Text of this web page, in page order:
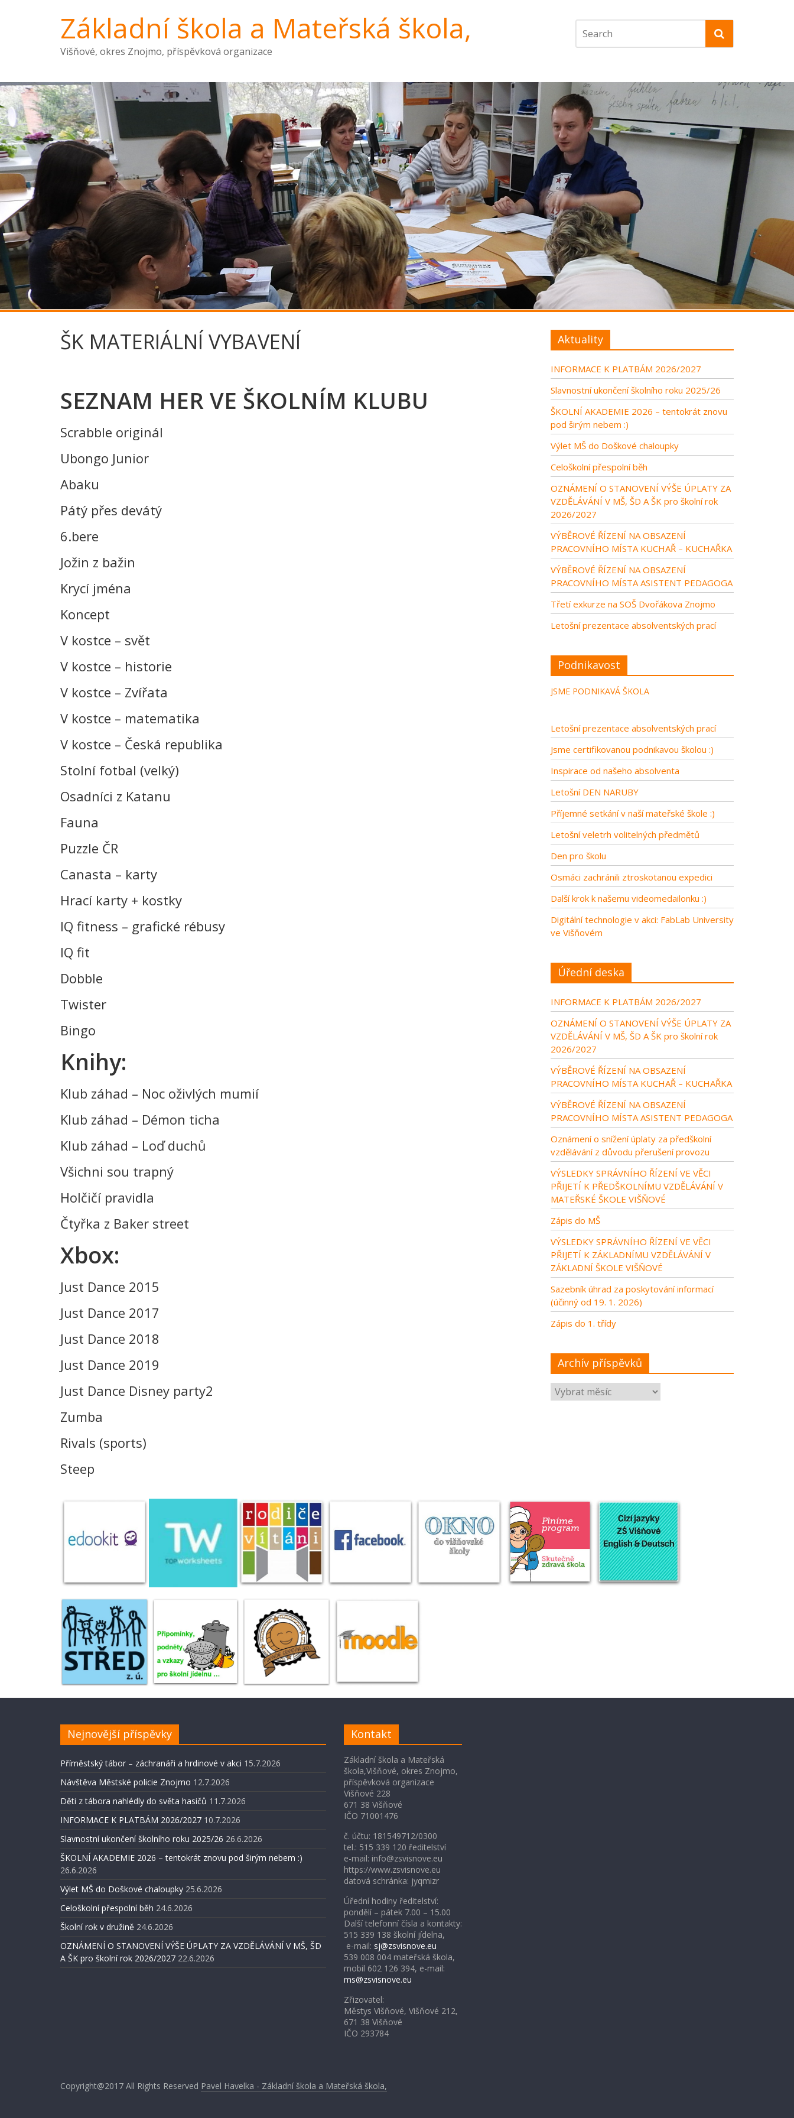
Základní škola a Mateřská škola,
Višňové, okres Znojmo, příspěvková organizace
ŠK MATERIÁLNÍ VYBAVENÍ
SEZNAM HER VE ŠKOLNÍM KLUBU
Scrabble originál
Ubongo Junior
Abaku
Pátý přes devátý
6.bere
Jožin z bažin
Krycí jména
Koncept
V kostce – svět
V kostce – historie
V kostce – Zvířata
V kostce – matematika
V kostce – Česká republika
Stolní fotbal (velký)
Osadníci z Katanu
Fauna
Puzzle ČR
Canasta – karty
Hrací karty + kostky
IQ fitness – grafické rébusy
IQ fit
Dobble
Twister
Bingo
Knihy:
Klub záhad – Noc oživlých mumií
Klub záhad – Démon ticha
Klub záhad – Loď duchů
Všichni sou trapný
Holčičí pravidla
Čtyřka z Baker street
Xbox:
Just Dance 2015
Just Dance 2017
Just Dance 2018
Just Dance 2019
Just Dance Disney party2
Zumba
Rivals (sports)
Steep
Aktuality
INFORMACE K PLATBÁM 2026/2027
Slavnostní ukončení školního roku 2025/26
ŠKOLNÍ AKADEMIE 2026 – tentokrát znovu
pod širým nebem :)
Výlet MŠ do Doškové chaloupky
Celoškolní přespolní běh
OZNÁMENÍ O STANOVENÍ VÝŠE ÚPLATY ZA
VZDĚLÁVÁNÍ V MŠ, ŠD A ŠK pro školní rok
2026/2027
VÝBĚROVÉ ŘÍZENÍ NA OBSAZENÍ
PRACOVNÍHO MÍSTA KUCHAŘ – KUCHAŘKA
VÝBĚROVÉ ŘÍZENÍ NA OBSAZENÍ
PRACOVNÍHO MÍSTA ASISTENT PEDAGOGA
Třetí exkurze na SOŠ Dvořákova Znojmo
Letošní prezentace absolventských prací
Podnikavost
JSME PODNIKAVÁ ŠKOLA
Letošní prezentace absolventských prací
Jsme certifikovanou podnikavou školou :)
Inspirace od našeho absolventa
Letošní DEN NARUBY
Příjemné setkání v naší mateřské škole :)
Letošní veletrh volitelných předmětů
Den pro školu
Osmáci zachránili ztroskotanou expedici
Další krok k našemu videomedailonku :)
Digitální technologie v akci: FabLab University
ve Višňovém
Úřední deska
INFORMACE K PLATBÁM 2026/2027
OZNÁMENÍ O STANOVENÍ VÝŠE ÚPLATY ZA
VZDĚLÁVÁNÍ V MŠ, ŠD A ŠK pro školní rok
2026/2027
VÝBĚROVÉ ŘÍZENÍ NA OBSAZENÍ
PRACOVNÍHO MÍSTA KUCHAŘ – KUCHAŘKA
VÝBĚROVÉ ŘÍZENÍ NA OBSAZENÍ
PRACOVNÍHO MÍSTA ASISTENT PEDAGOGA
Oznámení o snížení úplaty za předškolní
vzdělávání z důvodu přerušení provozu
VÝSLEDKY SPRÁVNÍHO ŘÍZENÍ VE VĚCI
PŘIJETÍ K PŘEDŠKOLNÍMU VZDĚLÁVÁNÍ V
MATEŘSKÉ ŠKOLE VIŠŇOVÉ
Zápis do MŠ
VÝSLEDKY SPRÁVNÍHO ŘÍZENÍ VE VĚCI
PŘIJETÍ K ZÁKLADNÍMU VZDĚLÁVÁNÍ V
ZÁKLADNÍ ŠKOLE VIŠŇOVÉ
Sazebník úhrad za poskytování informací
(účinný od 19. 1. 2026)
Zápis do 1. třídy
Archív příspěvků
Nejnovější příspěvky
Příměstský tábor – záchranáři a hrdinové v akci 15.7.2026
Návštěva Městské policie Znojmo 12.7.2026
Děti z tábora nahlédly do světa hasičů 11.7.2026
INFORMACE K PLATBÁM 2026/2027 10.7.2026
Slavnostní ukončení školního roku 2025/26 26.6.2026
ŠKOLNÍ AKADEMIE 2026 – tentokrát znovu pod širým nebem :)
26.6.2026
Výlet MŠ do Doškové chaloupky 25.6.2026
Celoškolní přespolní běh 24.6.2026
Školní rok v družině 24.6.2026
OZNÁMENÍ O STANOVENÍ VÝŠE ÚPLATY ZA VZDĚLÁVÁNÍ V MŠ, ŠD
A ŠK pro školní rok 2026/2027 22.6.2026
Kontakt
Základní škola a Mateřská
škola,Višňové, okres Znojmo,
příspěvková organizace
Višňové 228
671 38 Višňové
IČO 71001476
č. účtu: 181549712/0300
tel.: 515 339 120 ředitelství
e-mail: info@zsvisnove.eu
https://www.zsvisnove.eu
datová schránka: jyqmizr
Úřední hodiny ředitelství:
pondělí – pátek 7.00 – 15.00
Další telefonní čísla a kontakty:
515 339 138 školní jídelna,
e-mail: sj@zsvisnove.eu
539 008 004 mateřská škola,
mobil 602 126 394, e-mail:
ms@zsvisnove.eu
Zřizovatel:
Městys Višňové, Višňové 212,
671 38 Višňové
IČO 293784
Copyright@2017 All Rights Reserved Pavel Havelka - Základní škola a Mateřská škola,